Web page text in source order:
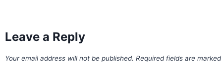
Leave a Reply
Your email address will not be published. Required fields are